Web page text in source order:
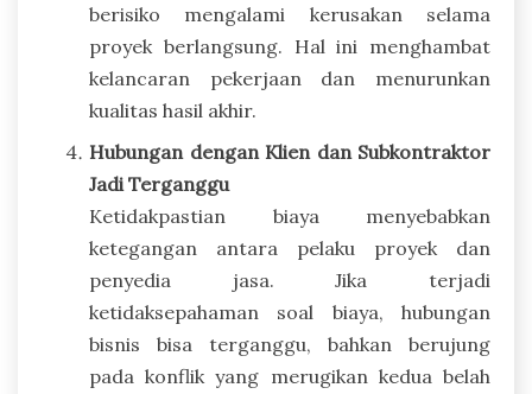
berisiko mengalami kerusakan selama
proyek berlangsung. Hal ini menghambat
kelancaran pekerjaan dan menurunkan
kualitas hasil akhir.
Hubungan dengan Klien dan Subkontraktor
Jadi Terganggu
Ketidakpastian biaya menyebabkan
ketegangan antara pelaku proyek dan
penyedia jasa. Jika terjadi
ketidaksepahaman soal biaya, hubungan
bisnis bisa terganggu, bahkan berujung
pada konflik yang merugikan kedua belah